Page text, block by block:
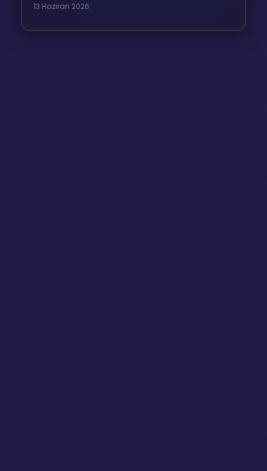
13 Haziran 2026